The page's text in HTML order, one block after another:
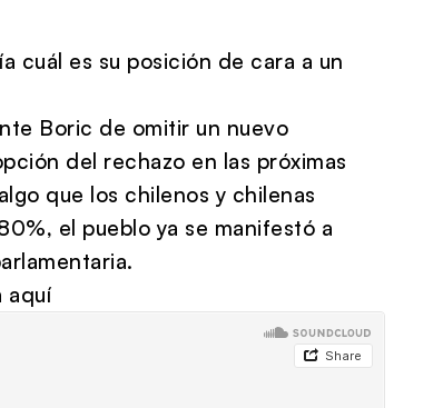
cuál es su posición de cara a un
Boric de omitir un nuevo
del rechazo en las próximas
que los chilenos y chilenas
el pueblo ya se manifestó a
aquí